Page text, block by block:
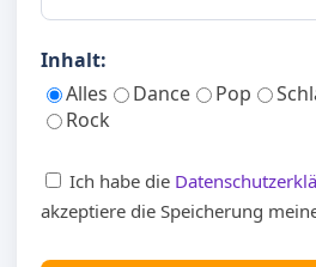
Inhalt:
Alles
Dance Pop
Rock
Ich habe die
akzeptiere die Speicherung